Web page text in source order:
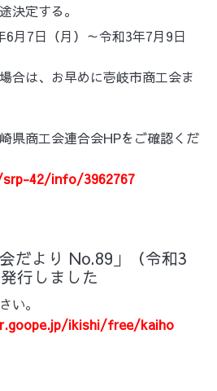
決定する。
6月7日（月）～令和3年7月9日
は、お早めに壱岐市商工会ま
県商工会連合会HPをご確認くだ
42/info/3962767
だより No.89」（令和3
行しました
い。
ikishi/free/kaiho